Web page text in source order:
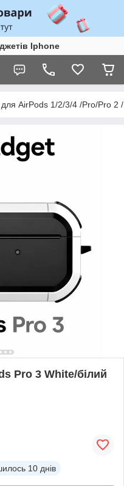
Iphone
AirPods 1/2/3/4 /Pro/Pro 2
Pro 3 White/білий
10 днів